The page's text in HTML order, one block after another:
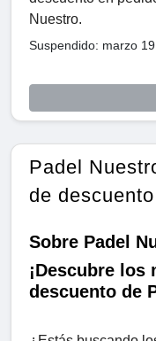
Nuestro.
Suspendido: marzo
Padel
de descuento
Sobre Padel
¡Descubre los
descuento de